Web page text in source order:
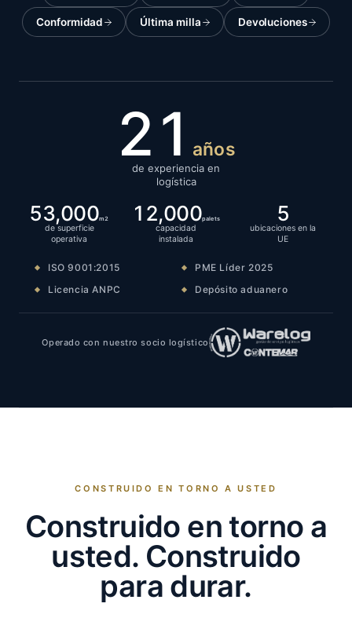
Conformidad Última milla Devoluciones
21 años
de experiencia en
logística
53,000m2
de superficie
operativa
12,000palets
capacidad
instalada
5
ubicaciones en la
UE
ISO 9001:2015
PME Líder 2025
Licencia ANPC
Depósito aduanero
Operado con nuestro socio logístico
CONSTRUIDO EN TORNO A USTED
Construido en torno a
usted. Construido
para durar.